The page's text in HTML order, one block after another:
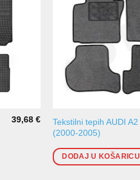
39,68 €
Tekstilni tepih AUDI A2
(2000-2005)
DODAJ U KOŠARICU